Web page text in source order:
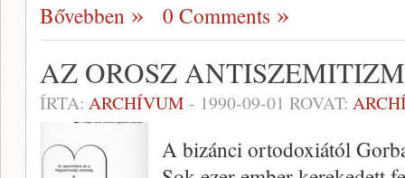
Bővebben 0 Comments
AZ OROSZ
ÍRTA: ARCHÍVUM - 1990-09-01 ROVAT:
A bizánci ortodoxiától